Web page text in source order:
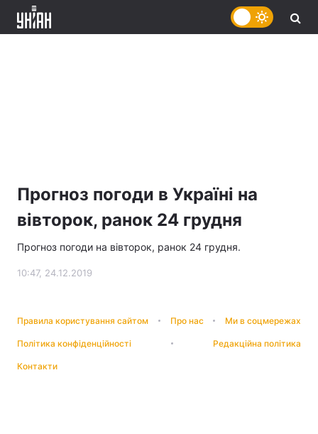
Прогноз погоди в Україні на
вівторок, ранок 24 грудня
Прогноз погоди на вівторок, ранок 24 грудня.
10:47, 24.12.2019
Правила користування сайтом Про нас Ми в соцмережах
Політика конфіденційності Редакційна політика
Контакти